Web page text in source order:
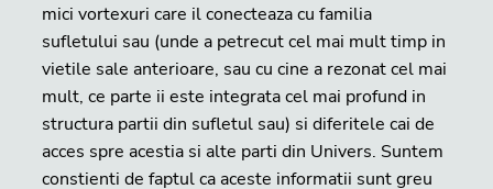
mici vortexuri care il conecteaza cu familia
sufletului sau (unde a petrecut cel mai mult timp in
vietile sale anterioare, sau cu cine a rezonat cel mai
mult, ce parte ii este integrata cel mai profund in
structura partii din sufletul sau) si diferitele cai de
acces spre acestia si alte parti din Univers. Suntem
constienti de faptul ca aceste informatii sunt greu